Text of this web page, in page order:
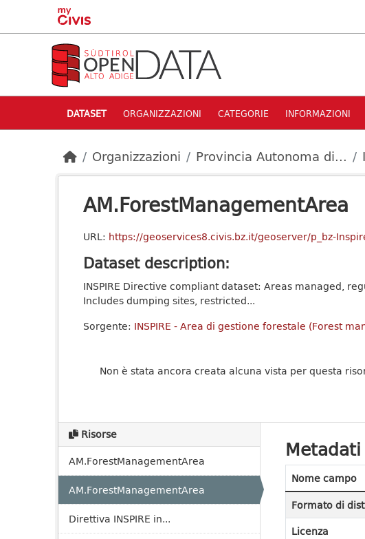
Skip to main content
DATASET ORGANIZZAZIONI CATEGORIE INFORMAZIONI
Organizzazioni Provincia Autonoma di...
AM.ForestManagementArea
URL: https://geoservices8.civis.bz.it/geoserver/p_bz-
Dataset description:
INSPIRE Directive compliant dataset: Areas managed,
Includes dumping sites, restricted...
Sorgente: INSPIRE - Area di gestione forestale (Forest
Non è stata ancora creata alcuna vista per questa
Risorse
AM.ForestManagementArea
AM.ForestManagementArea
Direttiva INSPIRE in...
Nome campo
Formato di
Licenza